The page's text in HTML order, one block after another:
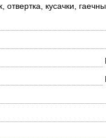
отвертка, кусачки,